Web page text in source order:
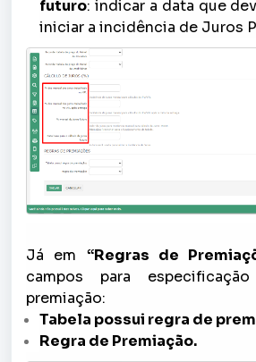
futuro: indicar a data que
iniciar a incidência de Juros
Já em “Regras de
campos para
premiação:
Tabela possui regra de
Regra de Premiação.